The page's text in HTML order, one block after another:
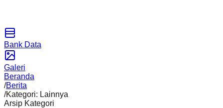
Bank Data
Galeri
Beranda
/Berita
/Kategori: Lainnya
Arsip Kategori